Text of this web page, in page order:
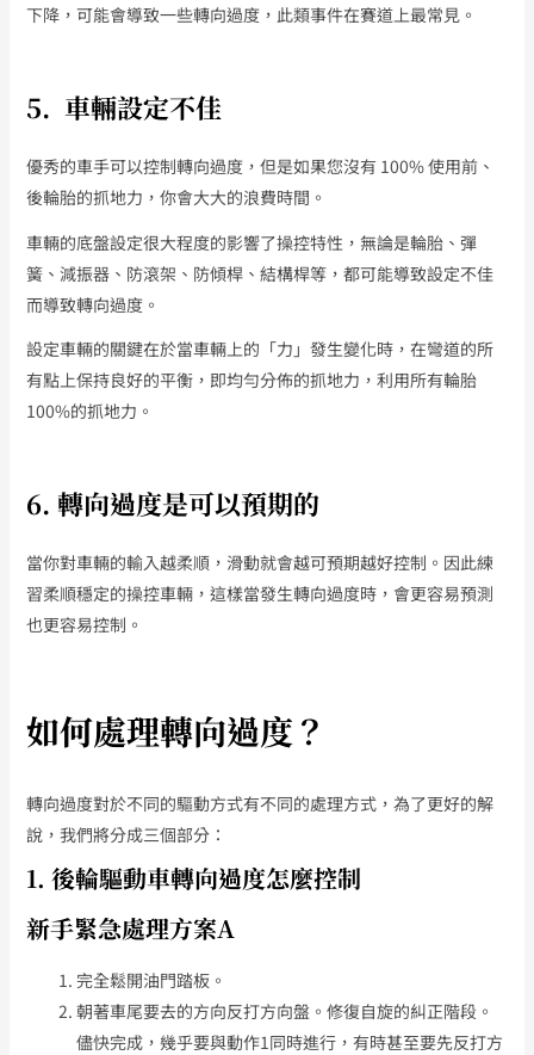
下降，可能會導致一些轉向過度，此類事件在賽道上最常見。
5. 車輛設定不佳
優秀的車手可以控制轉向過度，但是如果您沒有 100% 使用前、
後輪胎的抓地力，你會大大的浪費時間。
車輛的底盤設定很大程度的影響了操控特性，無論是輪胎、彈
簧、減振器、防滾架、防傾桿、結構桿等，都可能導致設定不佳
而導致轉向過度。
設定車輛的關鍵在於當車輛上的「力」發生變化時，在彎道的所
有點上保持良好的平衡，即均勻分佈的抓地力，利用所有輪胎
100%的抓地力。
6. 轉向過度是可以預期的
當你對車輛的輸入越柔順，滑動就會越可預期越好控制。因此練
習柔順穩定的操控車輛，這樣當發生轉向過度時，會更容易預測
也更容易控制。
如何處理轉向過度？
轉向過度對於不同的驅動方式有不同的處理方式，為了更好的解
說，我們將分成三個部分：
1. 後輪驅動車轉向過度怎麼控制
新手緊急處理方案A
完全鬆開油門踏板。
朝著車尾要去的方向反打方向盤。修復自旋的糾正階段。
儘快完成，幾乎要與動作1同時進行，有時甚至要先反打方